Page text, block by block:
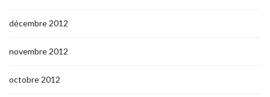
décembre 2012
novembre 2012
octobre 2012